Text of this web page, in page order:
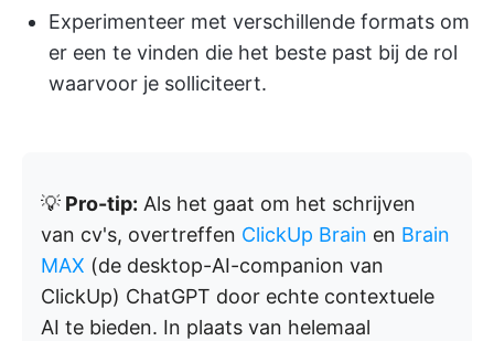
Experimenteer met verschillende formats om
er een te vinden die het beste past bij de rol
waarvoor je solliciteert.
💡 Pro-tip: Als het gaat om het schrijven
van cv's, overtreffen ClickUp Brain en Brain
MAX (de desktop-AI-companion van
ClickUp) ChatGPT door echte contextuele
AI te bieden. In plaats van helemaal